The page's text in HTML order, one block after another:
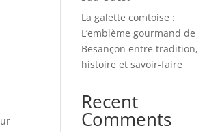
La galette comtoise :
L’emblème gourmand de
Besançon entre tradition,
histoire et savoir-faire
Recent
Comments